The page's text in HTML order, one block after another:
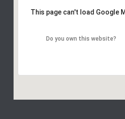
This page can't load Google
Do you own this website?